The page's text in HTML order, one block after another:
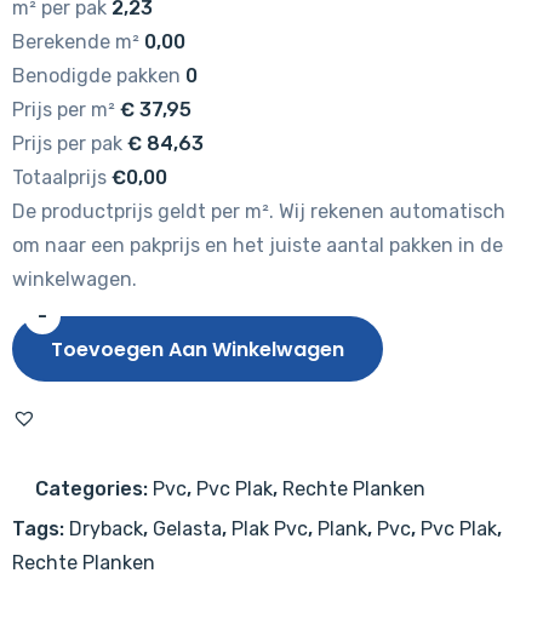
m² per pak 2,23
Berekende m² 0,00
Benodigde pakken 0
Prijs per m² € 37,95
Prijs per pak € 84,63
Totaalprijs €0,00
De productprijs geldt per m². Wij rekenen automatisch
om naar een pakprijs en het juiste aantal pakken in de
winkelwagen.
-
Gelasta
Country
Prestige
Light
aantal
Toevoegen Aan Winkelwagen
Categories: Pvc, Pvc Plak, Rechte Planken
Tags: Dryback, Gelasta, Plak Pvc, Plank, Pvc, Pvc Plak,
Rechte Planken